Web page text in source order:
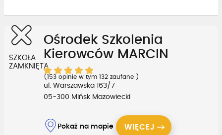
SZKOŁA
ZAMKNIĘTA
Ośrodek Szkolenia
Kierowców MARCIN
(153 opinie w tym 132 zaufane )
ul. Warszawska 163/7
05-300 Mińsk Mazowiecki
Pokaż na mapie WIĘCEJ